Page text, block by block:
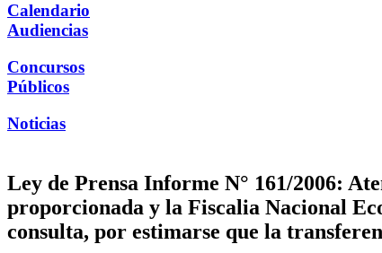
Calendario
Audiencias
Concursos
Públicos
Noticias
Ley de Prensa Informe N° 161/2006:
proporcionada y la Fiscalia Nacional
consulta, por estimarse que la